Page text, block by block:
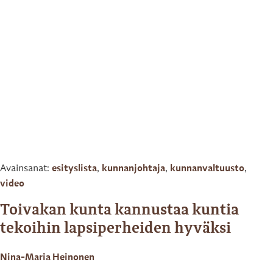
Avainsanat: esityslista, kunnanjohtaja, kunnanvaltuusto,
video
Toivakan kunta kannustaa kuntia
tekoihin lapsiperheiden hyväksi
Nina-Maria Heinonen